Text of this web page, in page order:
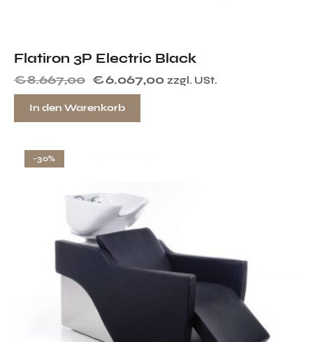
Flatiron 3P Electric Black
€8.667,00 €6.067,00 zzgl. USt.
In den Warenkorb
-30%